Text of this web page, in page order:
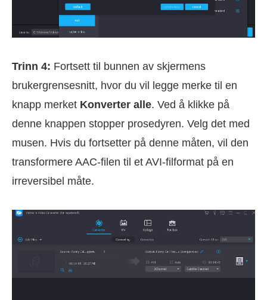
Trinn 4: Fortsett til bunnen av skjermens
brukergrensesnitt, hvor du vil legge merke til en
knapp merket Konverter alle. Ved å klikke på
denne knappen stopper prosedyren. Velg det med
musen. Hvis du fortsetter på denne måten, vil den
transformere AAC-filen til et AVI-filformat på en
irreversibel måte.